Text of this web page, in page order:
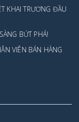
KHAI TRƯƠNG ĐẦU
BỨT PHÁ!
VIÊN BÁN HÀNG